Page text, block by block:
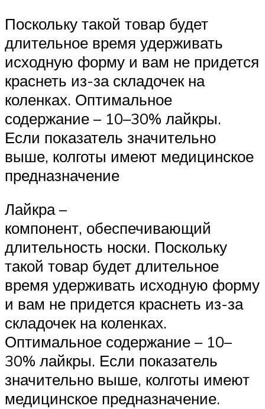
Поскольку такой товар будет
длительное время удерживать
исходную форму и вам не придется
краснеть из-за складочек на
коленках. Оптимальное
содержание – 10–30% лайкры.
Если показатель значительно
выше, колготы имеют медицинское
предназначение
Лайкра –
компонент, обеспечивающий
длительность носки. Поскольку
такой товар будет длительное
время удерживать исходную форму
и вам не придется краснеть из-за
складочек на коленках.
Оптимальное содержание – 10–
30% лайкры. Если показатель
значительно выше, колготы имеют
медицинское предназначение.